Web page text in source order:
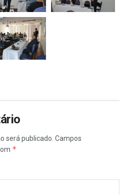
será publicado. Campos
*